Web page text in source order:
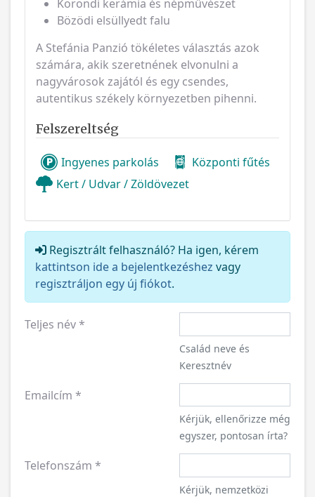
Korondi kerámia és népművészet
Bözödi elsüllyedt falu
A Stefánia Panzió tökéletes választás azok
számára, akik szeretnének elvonulni a
nagyvárosok zajától és egy csendes,
autentikus székely környezetben pihenni.
Felszereltség
Ingyenes parkolás
Központi fűtés
Kert / Udvar / Zöldövezet
Regisztrált felhasználó? Ha igen, kérem
kattintson ide a bejelentkezéshez vagy
regisztráljon egy új fiókot.
Teljes név*
Család neve és
Keresztnév
Emailcím *
Kérjük, ellenőrizze még
egyszer, pontosan írta?
Telefonszám *
Kérjük, nemzetközi